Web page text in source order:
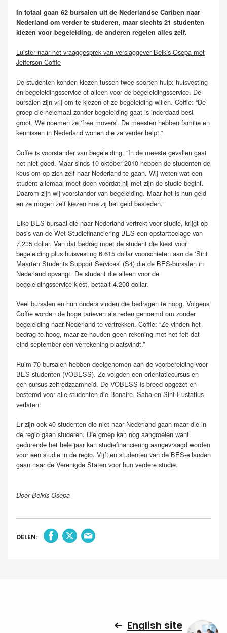
In totaal gaan 62 bursalen uit de Nederlandse Cariben naar
Nederland om verder te studeren, maar slechts 21 studenten
kiezen voor begeleiding, de anderen regelen alles zelf.
Luister naar het vraaggesprek van verslaggever Belkis Osepa met
Jefferson Coffie
De studenten konden kiezen tussen twee soorten hulp: huisvesting-
én begeleidingsservice of alleen voor de begeleidingsservice. De
bursalen zijn vrij om te kiezen of ze begeleiding willen. Coffie: “De
groep die helemaal zonder begeleiding gaat is inderdaad best
groot. We noemen ze ‘free movers’. De meesten hebben familie en
kennissen in Nederland wonen die ze verder helpt.”
Coffie is voorstander van begeleiding. “In de meeste gevallen gaat
het niet goed. Maar sinds 10 oktober 2010 hebben de studenten de
keus om op zich zelf naar Nederland te gaan. Wij weten wat een
student allemaal moet doen voordat hij met zijn de studie begint.
Daarom zijn wij voorstander van begeleiding. Maar het is hun geld
en ze mogen zelf kiezen hoe zij het geld besteden.”
Elke BES-bursaal die naar Nederland vertrekt voor studie, krijgt op
basis van de Wet Studiefinanciering BES een opstarttoelage van
7.235 dollar. Van dat bedrag moet de student die kiest voor
begeleiding plus huisvesting 6.615 dollar voorschieten aan de ‘Sint
Maarten Students Support Services’ (S4) die de BES-bursalen in
Nederland opvangt. De student die alleen voor de
begeleidingsservice kiest, betaalt 4.200 dollar.
Veel bursalen en hun ouders vinden die bedragen te hoog. Volgens
Coffie worden de hoge tarieven als reden genoemd om zonder
begeleiding naar Nederland te vertrekken. Coffie: “Ze vinden het
bedrag te hoog, maar ze houden geen rekening met het feit dat
eind september een verrekening plaatsvindt.”
Ruim 70 bursalen hebben deelgenomen aan de voorbereiding voor
BES-studenten (VOBESS). Ze volgden een oriëntatiecursus en
een cursus zelfredzaamheid. De VOBESS is breed opgezet en
bestemd voor alle studenten die Bonaire, Saba en Sint Eustatius
verlaten.
Er zijn ook 40 studenten die niet naar Nederland gaan maar die in
de regio gaan studeren. Die groep kan nog aangroeien want
gedurende het hele jaar kan studiefinanciering aangevraagd worden
voor een studie in de regio. Vijftien studenten van de BES-eilanden
gaan naar de Verenigde Staten voor hun verdere studie.
Door Belkis Osepa
DELEN:
English site